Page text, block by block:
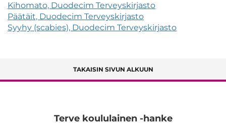
Kihomato, Duodecim Terveyskirjasto
Päätäit, Duodecim Terveyskirjasto
Syyhy (scabies), Duodecim Terveyskirjasto
TAKAISIN SIVUN ALKUUN
Terve koululainen -hanke